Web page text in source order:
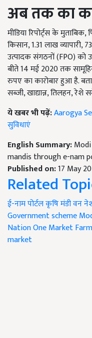
अब तक का
मीडिया रिपोर्ट्स के
किसान, 1.31 लाख
उत्पादक संगठनों (FPO) को
बीते 14 मई 2020 तक
रुपए का कारोबार हुआ है.
सब्जी, खाद्यान्न, तिलहन, रेशे
ये खबर भी पढ़ें:Aarogya
सुविधाएं
English Summary:
mandis through e-nam
Published on:17 May
Related
ई-नाम पोर्टलकृषि मंडीवन
Government scheme
Nation One Market
market